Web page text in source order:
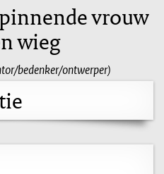
vrouw
wieg
bedenker/ontwerper)